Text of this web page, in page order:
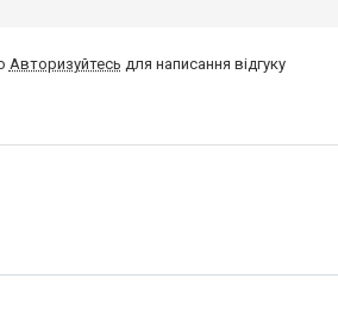
Авторизуйтесь для написання відгуку